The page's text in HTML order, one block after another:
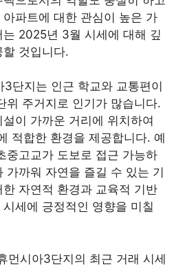
파트에 대한 관심이 높은 가
2025년 3월 시세에 대해 깊
것입니다.
3단지는 인근 학교와 교통편이
위 주거지로 인기가 많습니다.
이 가까운 거리에 위치하여
적합한 환경을 제공합니다. 예
중고교가 도보로 접근 가능하
가까워 자연을 즐길 수 있는 기
자연적 환경과 교육적 기반
세에 긍정적인 영향을 미칠
먼시아3단지의 최근 거래 시세